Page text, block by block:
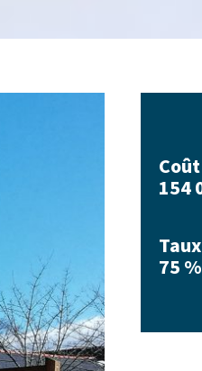
154
75 %